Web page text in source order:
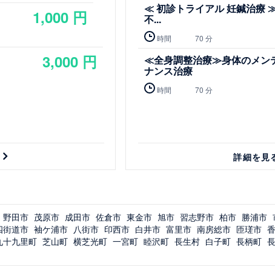
1,000 円
3,000 円
≪ 初診トライアル 妊鍼治療
不...
時間 70 分
≪全身調整治療≫身体のメン
ナンス治療
時間 70 分
詳細を見
野田市 茂原市 成田市 佐倉市 東金市 旭市 習志野市 柏市 勝浦市
街道市 袖ケ浦市 八街市 印西市 白井市 富里市 南房総市 匝瑳市
十九里町 芝山町 横芝光町 一宮町 睦沢町 長生村 白子町 長柄町